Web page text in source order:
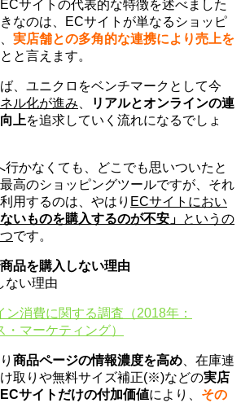
サイトの代表的な特徴を述べました
なのは、ECサイトが単なるショッピ
実店舗との多角的な連携により売上を
と言えます。
、ユニクロをベンチマークとして今
ル化が進み
リアルとオンラインの連
上を追求していく流れになるでしょ
行かなくても、どこでも思いついたと
高のショッピングツールですが、それ
用するのは、やはり ECサイトにおい
いものを購入するのが不安」 というの
です。
品を購入しない理由
ン消費に関する調査（2018年：
マーケティング）
商品ページの情報濃度を高め 、在庫連
取りや無料サイズ補正(※)などの実店
ECサイトだけの付加価値により、 その